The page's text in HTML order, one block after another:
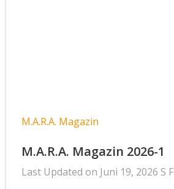
M.A.R.A. Magazin
M.A.R.A. Magazin 2026-1
Last Updated on Juni 19, 2026 S F